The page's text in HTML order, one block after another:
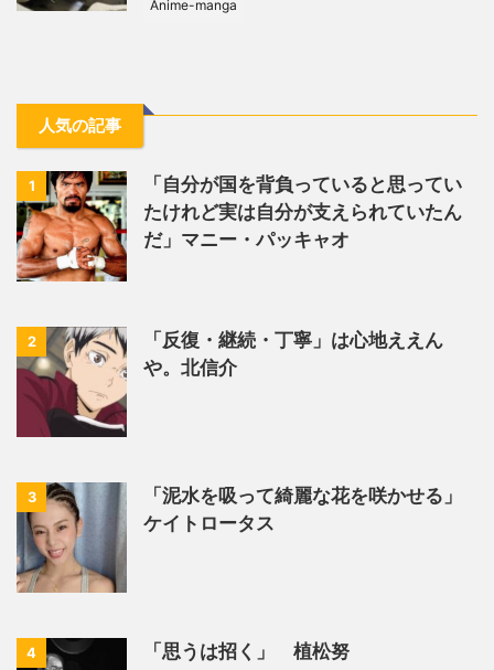
Anime-manga
人気の記事
1
「自分が国を背負っていると思ってい
たけれど実は自分が支えられていたん
だ」マニー・パッキャオ
2
「反復・継続・丁寧」は心地ええん
や。北信介
3
「泥水を吸って綺麗な花を咲かせる」
ケイトロータス
4 「思うは招く」 植松努